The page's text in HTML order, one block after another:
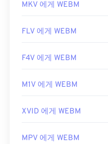
MKV 에게 WEBM
FLV 에게 WEBM
F4V 에게 WEBM
M1V 에게 WEBM
XVID 에게 WEBM
MPV 에게 WEBM